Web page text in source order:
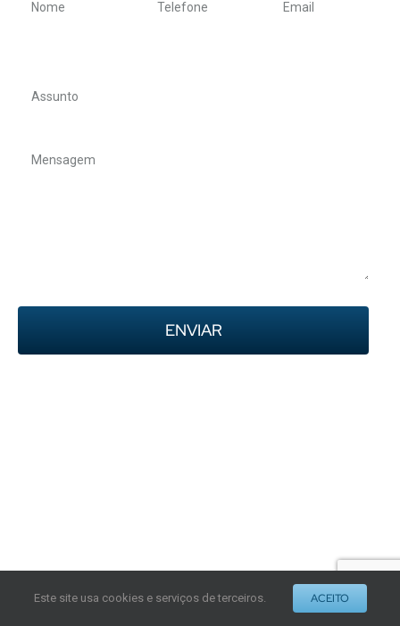
Este site usa cookies e serviços de terceiros. ACEITO